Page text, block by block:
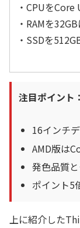
・CPUを
・RAMを
・SSDを
注目ポイント：
16インチ
AMD版は
発色品質
ポイント5
上に紹介した